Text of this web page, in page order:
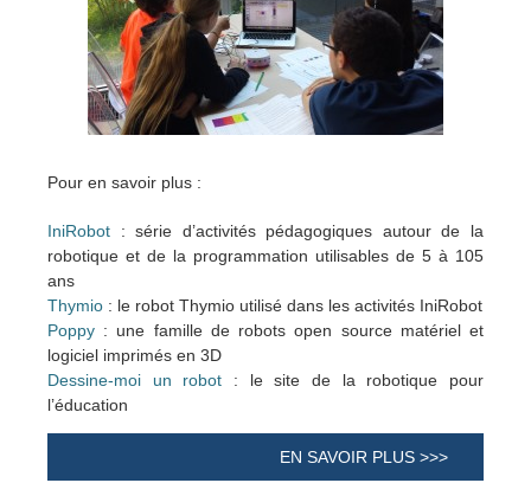
Pour en savoir plus :
IniRobot : série d’activités pédagogiques autour de la
robotique et de la programmation utilisables de 5 à 105
ans
Thymio : le robot Thymio utilisé dans les activités IniRobot
Poppy : une famille de robots open source matériel et
logiciel imprimés en 3D
Dessine-moi un robot : le site de la robotique pour
l’éducation
EN SAVOIR PLUS >>>